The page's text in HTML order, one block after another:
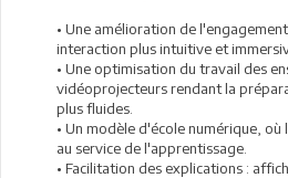
• Une amélioration de
interaction plus intuitive et
• Une optimisation du travail des
vidéoprojecteurs rendant la
plus fluides.
• Un modèle d'école numérique,
au service de l'apprentissage.
• Facilitation des explications :